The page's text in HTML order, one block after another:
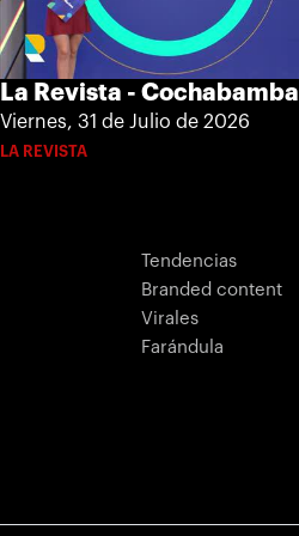
La Revista - Cochabamba
Viernes, 31 de Julio de 2026
LA REVISTA
Tendencias
Branded content
Virales
Farándula